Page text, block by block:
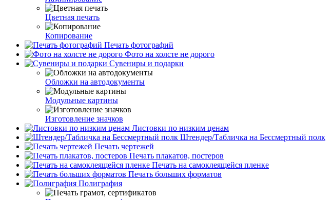
Цветная печать
Копирование
Печать фотографий
Фото на холсте не дорого
Сувениры и подарки
Обложки на автодокументы
Модульные картины
Изготовление значков
Листовки по низким ценам
Штендер/Табличка на Бессмертный полк
Печать чертежей
Печать плакатов, постеров
Печать на самоклеящейся пленке
Печать больших форматов
Полиграфия